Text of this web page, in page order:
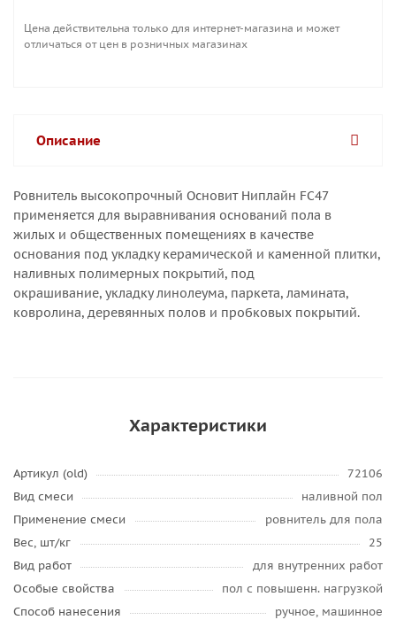
Цена действительна только для интернет-магазина и может
отличаться от цен в розничных магазинах
Описание
Ровнитель высокопрочный Основит Ниплайн FC47
применяется для выравнивания оснований пола в
жилых и общественных помещениях в качестве
основания под укладку керамической и каменной плитки,
наливных полимерных покрытий, под
окрашивание, укладку линолеума, паркета, ламината,
ковролина, деревянных полов и пробковых покрытий.
Характеристики
Артикул (old)
72106
Вид смеси
наливной пол
Применение смеси
ровнитель для пола
Вес, шт/кг
25
Вид работ
для внутренних работ
Особые свойства
пол с повышенн. нагрузкой
Способ нанесения
ручное, машинное